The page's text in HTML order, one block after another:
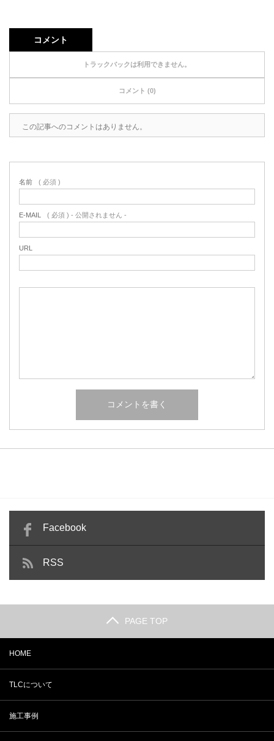
コメント
トラックバックは利用できません。
コメント (0)
この記事へのコメントはありません。
名前 ( 必須 )
E-MAIL ( 必須 ) - 公開されません -
URL
Facebook
RSS
PAGE TOP
HOME
TLCについて
施工事例